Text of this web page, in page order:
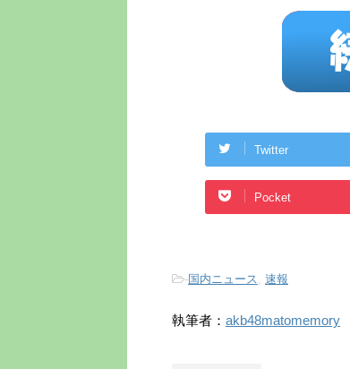
Twitter
Pocket
-国内ニュース, 速報
執筆者： akb48matomemory